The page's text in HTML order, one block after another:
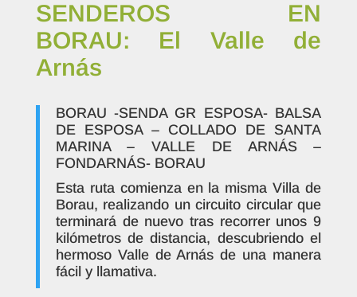
SENDEROS EN
BORAU: El Valle de
Arnás
BORAU -SENDA GR ESPOSA- BALSA
DE ESPOSA – COLLADO DE SANTA
MARINA – VALLE DE ARNÁS –
FONDARNÁS- BORAU
Esta ruta comienza en la misma Villa de
Borau, realizando un circuito circular que
terminará de nuevo tras recorrer unos 9
kilómetros de distancia, descubriendo el
hermoso Valle de Arnás de una manera
fácil y llamativa.